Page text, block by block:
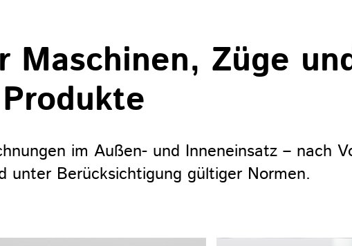
Maschinen, Züge
Produkte
im Außen- und Inneneinsatz – nach
unter Berücksichtigung gültiger Normen.